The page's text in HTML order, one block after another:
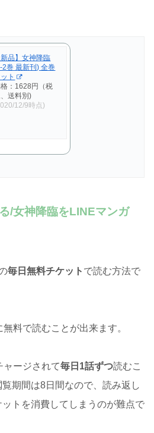
新品】女神降臨
2巻 最新刊) 全巻
ト
：1628円（税
送料別)
12/9時点)
/女神降臨をLINEマンガ
毎日無料チケット で読む方法で
料で読むことが出来ます。
ャージされて毎日1話ずつ読むこ
期間は8日間なので、読み返し
トを消費してしまうのが難点で